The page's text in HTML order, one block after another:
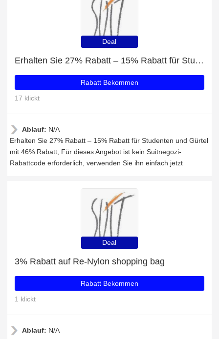
Deal
Erhalten Sie 27% Rabatt – 15% Rabatt für Studenten und Gürtel mit 46% Rabatt
Rabatt Bekommen
17 klickt
Ablauf: N/A
Erhalten Sie 27% Rabatt – 15% Rabatt für Studenten und Gürtel
mit 46% Rabatt, Für dieses Angebot ist kein Suitnegozi-
Rabattcode erforderlich, verwenden Sie ihn einfach jetzt
Deal
3% Rabatt auf Re-Nylon shopping bag
Rabatt Bekommen
1 klickt
Ablauf: N/A